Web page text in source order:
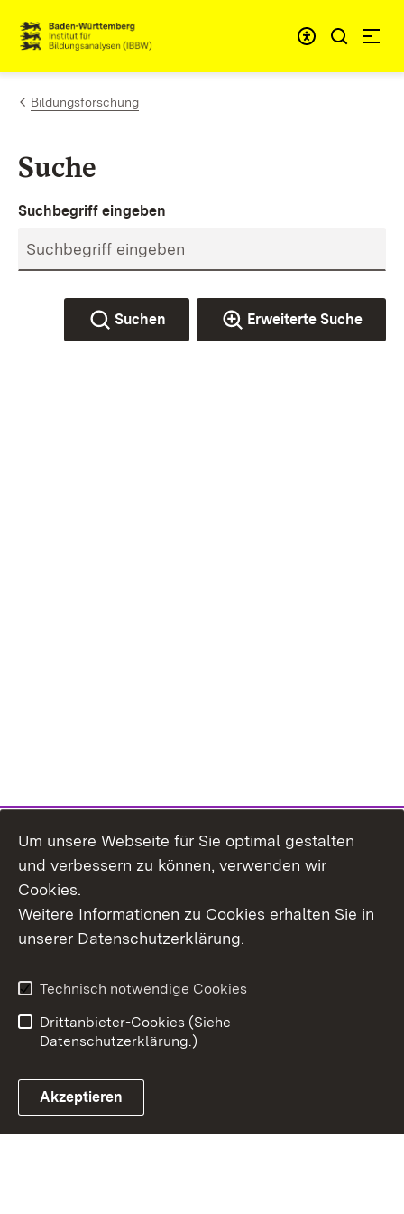
Zum Inhalt springen
Link zur Startseite
Bildungsforschung
Suche
Suchbegriff eingeben
Suchen Erweiterte Suche
Erklärung zur
Benutzungshinweise
Um unsere Webseite für Sie optimal gestalten
und verbessern zu können, verwenden wir
Cookies.
Weitere Informationen zu Cookies erhalten Sie in
unserer Datenschutzerklärung.
Technisch notwendige Cookies
Drittanbieter-Cookies (Siehe
Datenschutzerklärung.)
Akzeptieren